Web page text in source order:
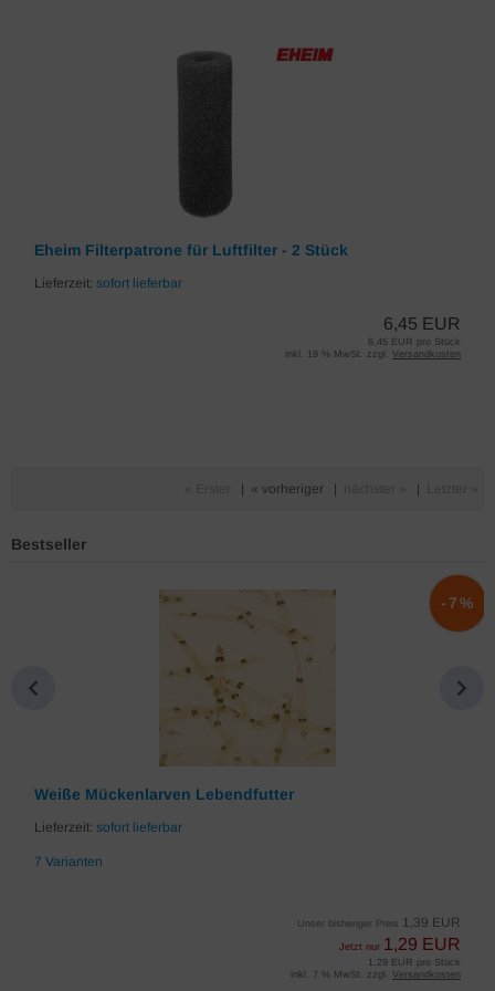
Eheim Filterpatrone für Luftfilter - 2 Stück
Lieferzeit: sofort lieferbar
6,45 EUR
6,45 EUR pro Stück
inkl. 19 % MwSt. zzgl. Versandkosten
« vorheriger
Bestseller
Weiße Mückenlarven Lebendfutter
Lieferzeit: sofort lieferbar
7 Varianten
Unser bisheriger Preis 1,39 EUR
Jetzt nur 1,29 EUR
-7%
1,29 EUR pro Stück
inkl. 7 % MwSt. zzgl. Versandkosten